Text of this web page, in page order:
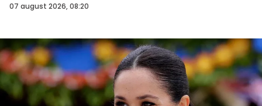
07 august 2026, 08:20